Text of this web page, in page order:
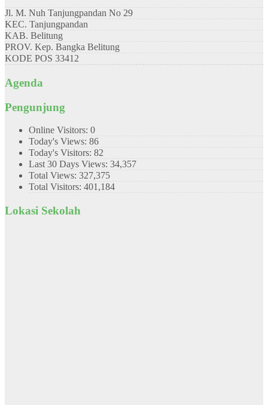
Jl. M. Nuh Tanjungpandan No 29
KEC. Tanjungpandan
KAB. Belitung
PROV. Kep. Bangka Belitung
KODE POS 33412
Agenda
Pengunjung
Online Visitors: 0
Today's Views: 86
Today's Visitors: 82
Last 30 Days Views: 34,357
Total Views: 327,375
Total Visitors: 401,184
Lokasi Sekolah